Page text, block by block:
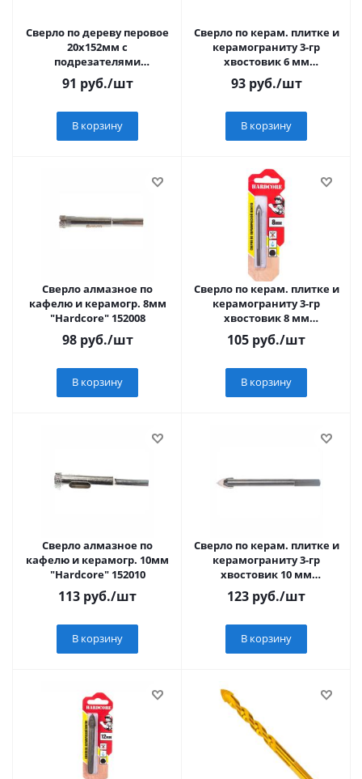
Сверло по дереву перовое
20х152мм с
подрезателями
"Hardcore" 162015
91 руб./шт
В корзину
Сверло по керам. плитке и
керамограниту 3-гр
хвостовик 6 мм
"Hardcore" 153006
93руб./шт
В корзину
Сверло алмазное по
кафелю и керамогр. 8мм
"Hardcore" 152008
98руб./шт
В корзину
Сверло по керам. плитке и
керамограниту 3-гр
хвостовик 8 мм
"Hardcore" 153008
105 руб./шт
В корзину
Сверло алмазное по
кафелю и керамогр. 10мм
"Hardcore" 152010
113 руб./шт
В корзину
Сверло по керам. плитке и
керамограниту 3-гр
хвостовик 10 мм
"Hardcore" 153010
123 руб./шт
В корзину